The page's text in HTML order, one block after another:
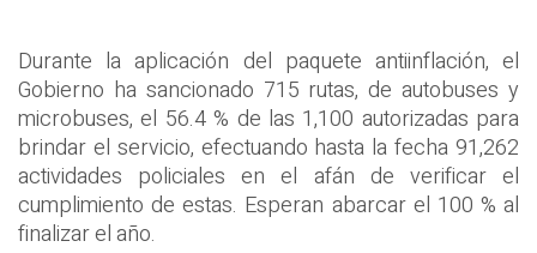
Durante la aplicación del paquete antiinflación, el
Gobierno ha sancionado 715 rutas, de autobuses y
microbuses, el 56.4 % de las 1,100 autorizadas para
brindar el servicio, efectuando hasta la fecha 91,262
actividades policiales en el afán de verificar el
cumplimiento de estas. Esperan abarcar el 100 % al
finalizar el año.